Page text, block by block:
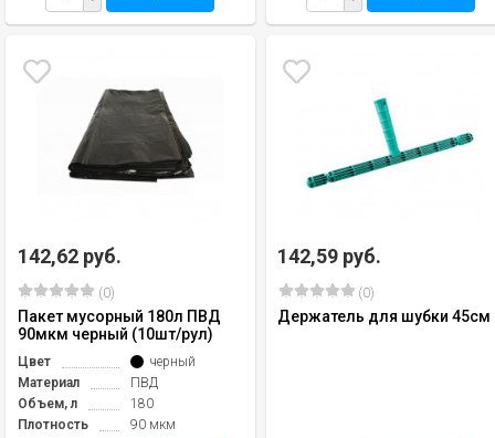
142,62 руб.
(0)
Пакет мусорный 180л ПВД
90мкм черный (10шт/рул)
Цвет
черный
Материал
ПВД
Объем, л
180
Плотность
90 мкм
142,59 руб.
(0)
Держатель для шубки 45см